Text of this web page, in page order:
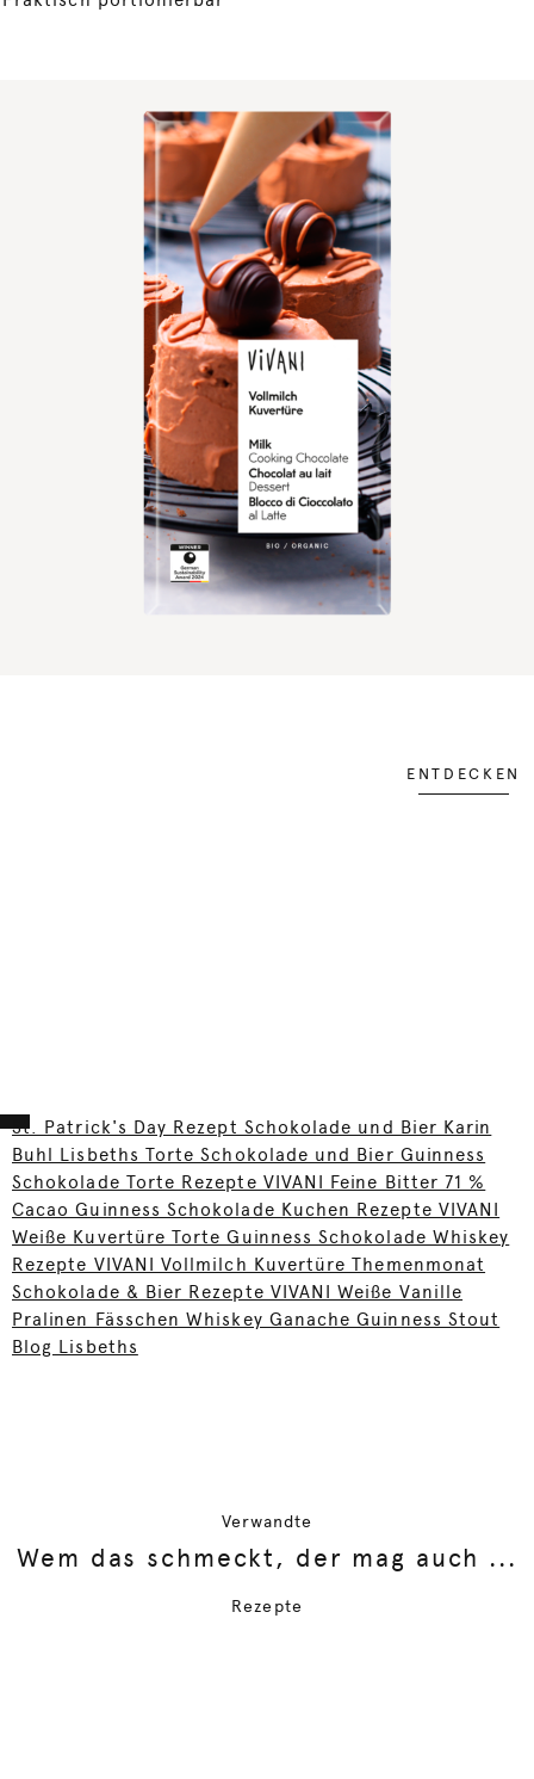
ENTDECKEN
St. Patrick's Day Rezept Schokolade und Bier Karin
Buhl Lisbeths Torte Schokolade und Bier Guinness
Schokolade Torte Rezepte VIVANI Feine Bitter 71 %
Cacao Guinness Schokolade Kuchen Rezepte VIVANI
Weiße Kuvertüre Torte Guinness Schokolade Whiskey
Rezepte VIVANI Vollmilch Kuvertüre Themenmonat
Schokolade & Bier Rezepte VIVANI Weiße Vanille
Pralinen Fässchen Whiskey Ganache Guinness Stout
Blog Lisbeths
Verwandte
Wem das schmeckt, der mag auch ...
Rezepte